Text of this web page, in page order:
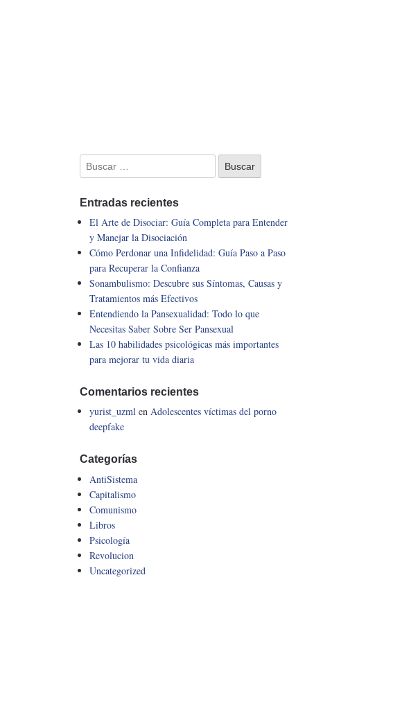
Entradas recientes
El Arte de Disociar: Guía Completa para Entender
y Manejar la Disociación
Cómo Perdonar una Infidelidad: Guía Paso a Paso
para Recuperar la Confianza
Sonambulismo: Descubre sus Síntomas, Causas y
Tratamientos más Efectivos
Entendiendo la Pansexualidad: Todo lo que
Necesitas Saber Sobre Ser Pansexual
Las 10 habilidades psicológicas más importantes
para mejorar tu vida diaria
Comentarios recientes
yurist_uzml en Adolescentes víctimas del porno
deepfake
Categorías
AntiSistema
Capitalismo
Comunismo
Libros
Psicología
Revolucion
Uncategorized